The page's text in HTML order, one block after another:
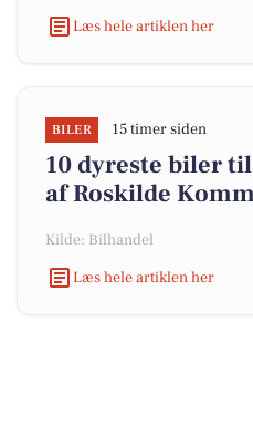
Læs hele artiklen her
BILER 15 timer siden
10 dyreste biler
af Roskilde
Kilde: Bilhandel
Læs hele artiklen her